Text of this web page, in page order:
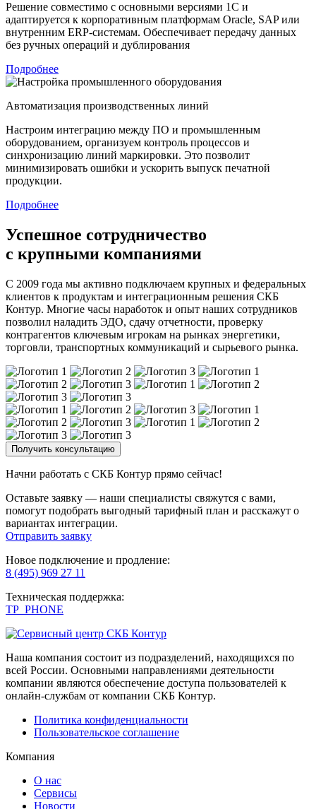
Решение совместимо с основными версиями 1С и
адаптируется к корпоративным платформам Oracle, SAP или
внутренним ERP‑системам. Обеспечивает передачу данных
без ручных операций и дублирования
Подробнее
Автоматизация производственных линий
Настроим интеграцию между ПО и промышленным
оборудованием, организуем контроль процессов и
синхронизацию линий маркировки. Это позволит
минимизировать ошибки и ускорить выпуск печатной
продукции.
Подробнее
Успешное сотрудничество
с крупными компаниями
С 2009 года мы активно подключаем крупных и федеральных
клиентов к продуктам и интеграционным решения СКБ
Контур. Многие часы наработок и опыт наших сотрудников
позволил наладить ЭДО, сдачу отчетности, проверку
контрагентов ключевым игрокам на рынках энергетики,
торговли, транспортных коммуникаций и сырьевого рынка.
Получить консультацию
Начни работать с СКБ Контур прямо сейчас!
Оставьте заявку — наши специалисты свяжутся с вами,
помогут подобрать выгодный тарифный план и расскажут о
вариантах интеграции.
Отправить заявку
Новое подключение и продление:
8 (495) 969 27 11
Техническая поддержка:
TP_PHONE
Наша компания состоит из подразделений, находящихся по
всей России. Основными направлениями деятельности
компании являются обеспечение доступа пользователей к
онлайн-службам от компании СКБ Контур.
Политика конфиденциальности
Пользовательское соглашение
Компания
О нас
Сервисы
Новости